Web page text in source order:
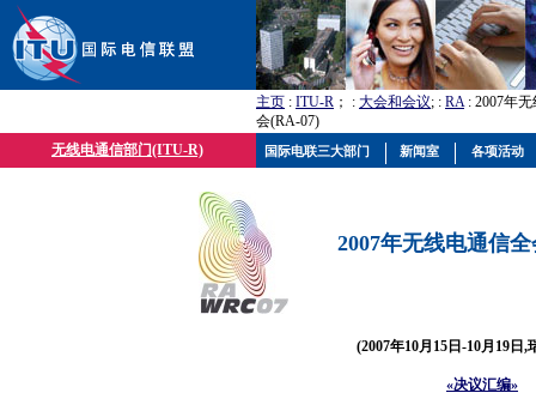
主页 : ITU-R ； : 大会和会议; : RA: 2007年
会(RA-07)
无线电通信部门(ITU-R)
2007年无线电通信
(2007年10月15日-10月19日,
«决议汇编»
国际电联三大部门 新闻室 各项活动